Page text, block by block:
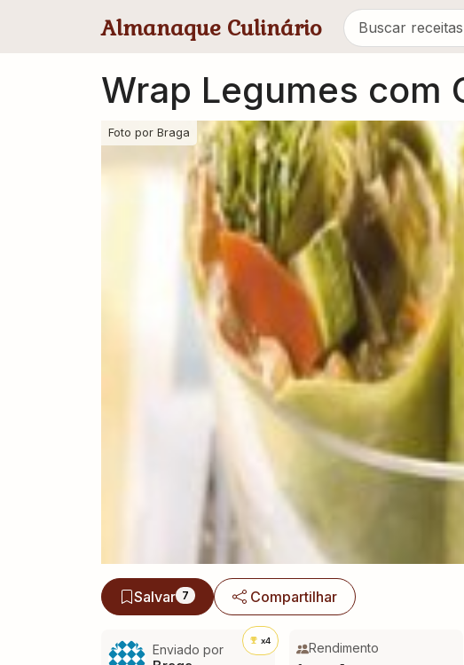
Almanaque Culinário
Wrap Legumes com
Foto por Braga
Salvar 7 Compartilhar
Enviado por
x4 Rendimento